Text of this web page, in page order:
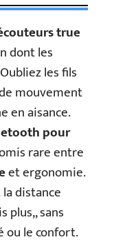
true
dont les
les fils
mouvement
en aisance.
pour
rare entre
et ergonomie.
distance
plus,, sans
ou le confort.